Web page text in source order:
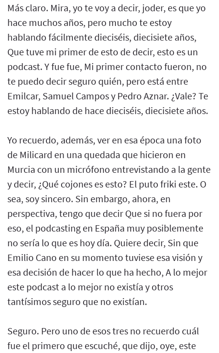
Más claro. Mira, yo te voy a decir, joder, es que yo
hace muchos años, pero mucho te estoy
hablando fácilmente dieciséis, diecisiete años,
Que tuve mi primer de esto de decir, esto es un
podcast. Y fue fue, Mi primer contacto fueron, no
te puedo decir seguro quién, pero está entre
Emilcar, Samuel Campos y Pedro Aznar. ¿Vale? Te
estoy hablando de hace dieciséis, diecisiete años.
Yo recuerdo, además, ver en esa época una foto
de Milicard en una quedada que hicieron en
Murcia con un micrófono entrevistando a la gente
y decir, ¿Qué cojones es esto? El puto friki este. O
sea, soy sincero. Sin embargo, ahora, en
perspectiva, tengo que decir Que si no fuera por
eso, el podcasting en España muy posiblemente
no sería lo que es hoy día. Quiere decir, Sin que
Emilio Cano en su momento tuviese esa visión y
esa decisión de hacer lo que ha hecho, A lo mejor
este podcast a lo mejor no existía y otros
tantísimos seguro que no existían.
Seguro. Pero uno de esos tres no recuerdo cuál
fue el primero que escuché, que dijo, oye, este